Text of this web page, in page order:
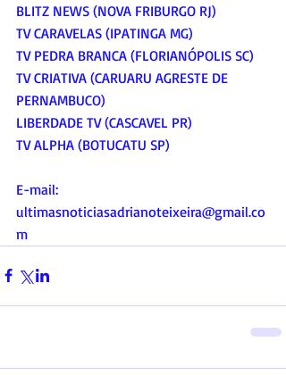
BLITZ NEWS (NOVA FRIBURGO RJ)
TV CARAVELAS (IPATINGA MG)
TV PEDRA BRANCA (FLORIANÓPOLIS SC)
TV CRIATIVA (CARUARU AGRESTE DE
PERNAMBUCO)
LIBERDADE TV (CASCAVEL PR)
TV ALPHA (BOTUCATU SP)
E-mail:
ultimasnoticiasadrianoteixeira@gmail.co
m